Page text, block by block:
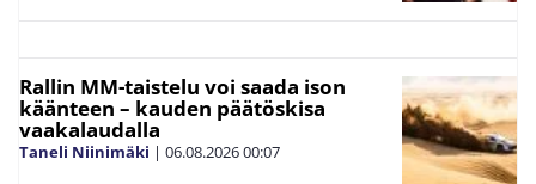
Rallin MM-taistelu voi saada ison
käänteen – kauden päätöskisa
vaakalaudalla
Taneli Niinimäki | 06.08.202600:07